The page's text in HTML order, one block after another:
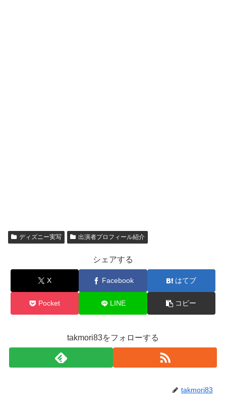
ディズニー実写 出演者プロフィール紹介
シェアする
X Facebook はてブ
Pocket LINE コピー
takmori83をフォローする
takmori83